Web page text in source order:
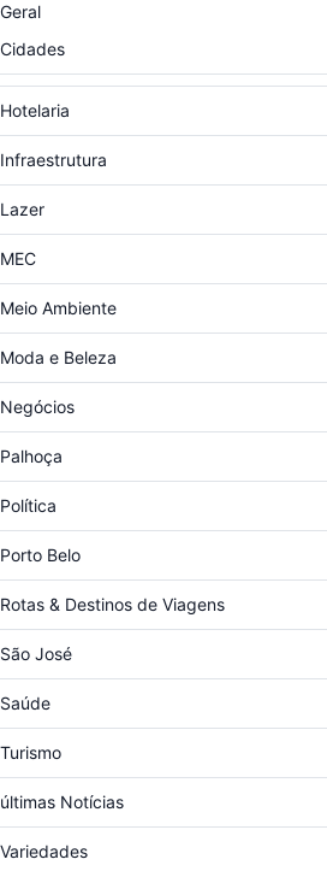
Geral
Cidades
Hotelaria
Infraestrutura
Lazer
MEC
Meio Ambiente
Moda e Beleza
Negócios
Palhoça
Política
Porto Belo
Rotas & Destinos de Viagens
São José
Saúde
Turismo
últimas Notícias
Variedades